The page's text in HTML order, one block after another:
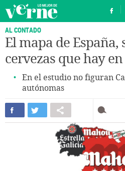
AL CONTADO
El mapa de España,
cervezas que hay
En el estudio no figuran
autónomas